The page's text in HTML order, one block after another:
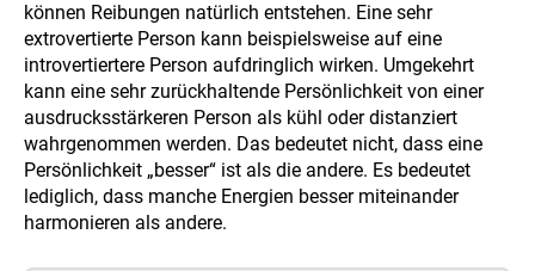
können Reibungen natürlich entstehen. Eine sehr
extrovertierte Person kann beispielsweise auf eine
introvertiertere Person aufdringlich wirken. Umgekehrt
kann eine sehr zurückhaltende Persönlichkeit von einer
ausdrucksstärkeren Person als kühl oder distanziert
wahrgenommen werden. Das bedeutet nicht, dass eine
Persönlichkeit „besser“ ist als die andere. Es bedeutet
lediglich, dass manche Energien besser miteinander
harmonieren als andere.